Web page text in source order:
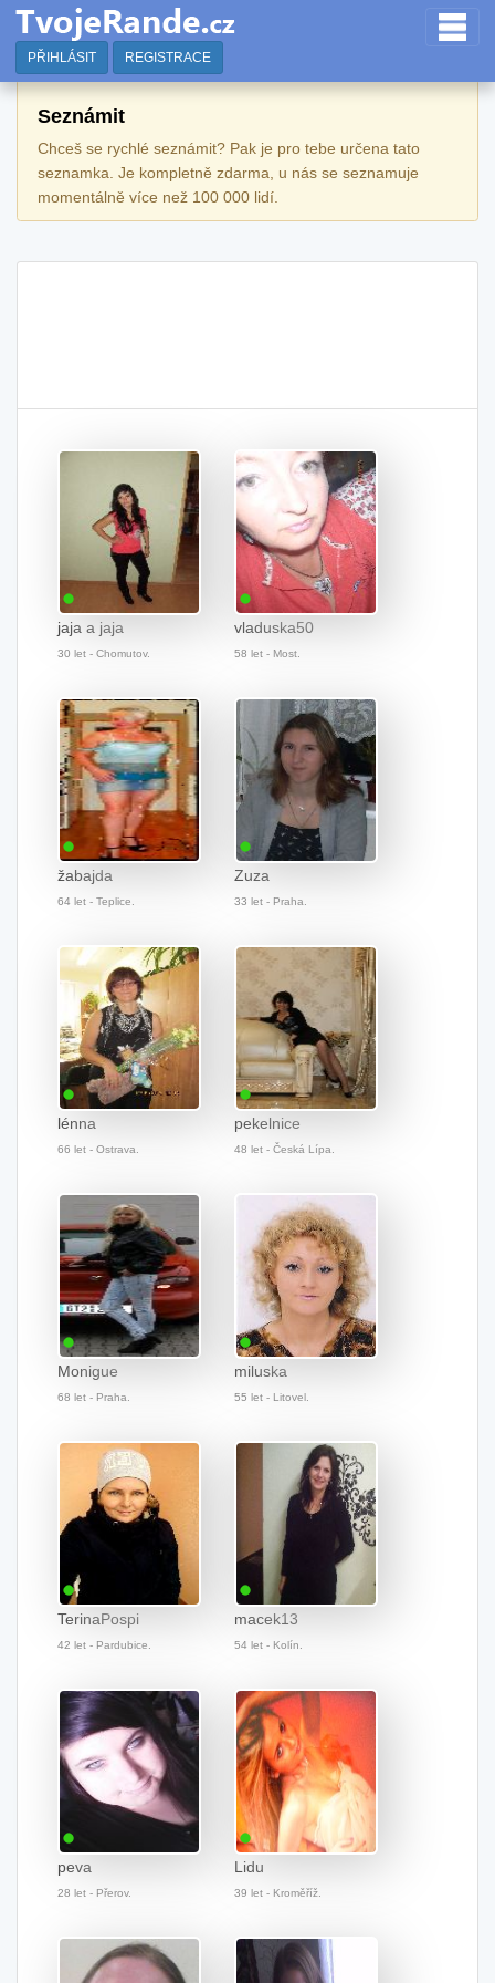
PŘIHLÁSIT REGISTRACE
Seznámit
Chceš se rychlé seznámit? Pak je pro tebe určena tato
seznamka. Je kompletně zdarma, u nás se seznamuje
momentálně více než 100 000 lidí.
jaja a jaja
30 let - Chomutov.
vladuska50
58 let - Most.
žabajda
64 let - Teplice.
Zuza
33 let - Praha.
lénna
66 let - Ostrava.
pekelnice
48 let - Česká Lípa.
Monigue
68 let - Praha.
miluska
55 let - Litovel.
TerinaPospi
42 let - Pardubice.
macek13
54 let - Kolín.
peva
28 let - Přerov.
Lidu
39 let - Kroměříž.